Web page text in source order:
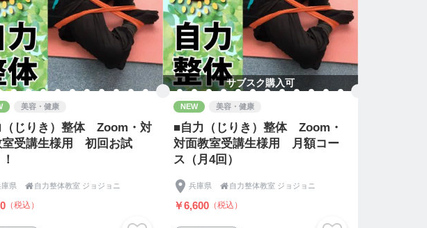
美容・健康
（じりき）整体 Zoom・対
室受講生様用 初回お試
庫県 自力整体教室 ジョジョニ
（税込）
サブスク購入可
NEW 美容・健康
■自力（じりき）整体 Zoom・
対面教室受講生様用 月額コー
ス（月4回）
兵庫県 自力整体教室 ジョジョニ
￥6,600 （税込）